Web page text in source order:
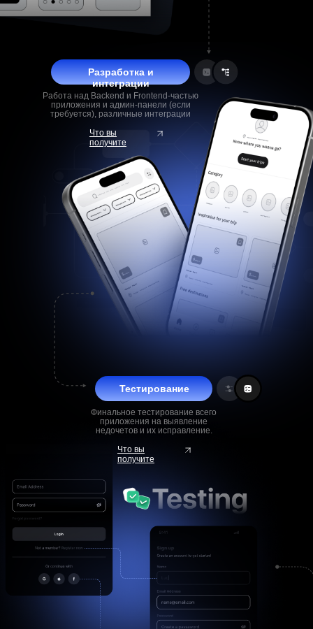
Работа над Backend и Frontend-частью
приложения и админ-панели (если
требуется), различные интеграции
Разработка и
интеграции
Финальное тестирование всего
приложения на выявление
недочетов и их исправление.
Тестирование
Что вы
получите
Что вы
получите